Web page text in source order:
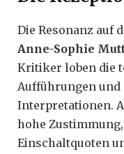
Die Resonanz auf
Anne-Sophie
Kritiker loben die
Aufführungen und
Interpretationen.
hohe
Einschaltquoten